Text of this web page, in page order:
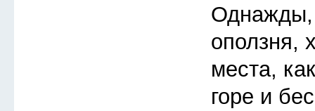
Однажды,
оползня,
места,
горе и